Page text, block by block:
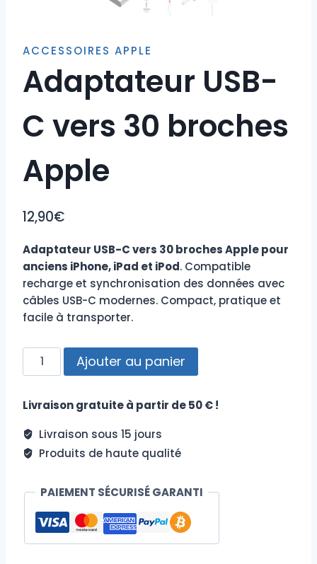
ACCESSOIRES APPLE
Adaptateur USB-
C vers 30 broches
Apple
12,90€
Adaptateur USB-C vers 30 broches Apple pour
anciens iPhone, iPad et iPod. Compatible
recharge et synchronisation des données avec
câbles USB-C modernes. Compact, pratique et
facile à transporter.
quantité
de
USB-
vers
30
Apple
Ajouter au panier
Livraison gratuite à partir de 50 € !
Livraison sous 15 jours
Produits de haute qualité
PAIEMENT SÉCURISÉ GARANTI